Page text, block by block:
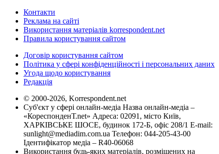
Контакти
Реклама на сайті
Використання матеріалів korrespondent.net
Правила користування сайтом
Договір користування сайтом
Політика у сфері конфіденційності і персональних даних
Угода щодо користування
Редакція
© 2000-2026, Korrespondent.net
Суб'єкт у сфері онлайн-медіа Назва онлайн-медіа –
«КореспонденТ.net» Адреса: 02091, місто Київ,
ХАРКІВСЬКЕ ШОСЕ, будинок 172-Б, офіс 208/1 E-mail:
sunlight@mediadim.com.ua Телефон: 044-205-43-00
Ідентифікатор медіа – R40-06068
Використання будь-яких матеріалів, розміщених на